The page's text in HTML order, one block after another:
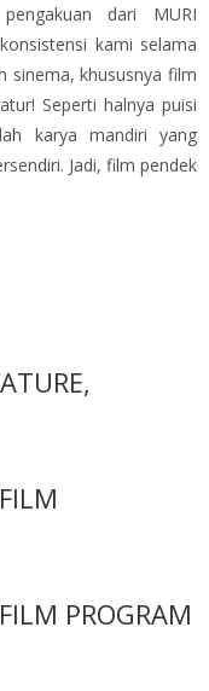
dari MURI
kami selama
sinema, khususnya film
Seperti halnya puisi
karya mandiri yang
Jadi, film pendek
PROGRAM